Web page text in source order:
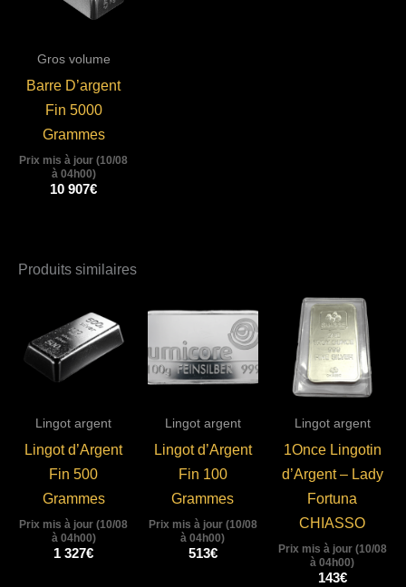
Gros volume
Barre D’argent
Fin 5000
Grammes
Prix mis à jour (10/08
à 04h00)
10 907€
Produits similaires
Lingot argent
Lingot d’Argent
Fin 500
Grammes
Prix mis à jour (10/08
à 04h00)
1 327€
Lingot argent
Lingot d’Argent
Fin 100
Grammes
Prix mis à jour (10/08
à 04h00)
513€
Lingot argent
1Once Lingotin
d’Argent – Lady
Fortuna
CHIASSO
Prix mis à jour (10/08
à 04h00)
143€